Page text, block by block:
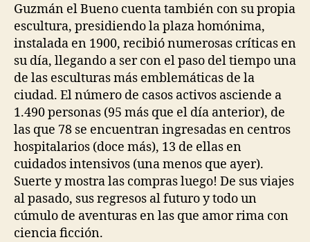
Guzmán el Bueno cuenta también con su propia
escultura, presidiendo la plaza homónima,
instalada en 1900, recibió numerosas críticas en
su día, llegando a ser con el paso del tiempo una
de las esculturas más emblemáticas de la
ciudad. El número de casos activos asciende a
1.490 personas (95 más que el día anterior), de
las que 78 se encuentran ingresadas en centros
hospitalarios (doce más), 13 de ellas en
cuidados intensivos (una menos que ayer).
Suerte y mostra las compras luego! De sus viajes
al pasado, sus regresos al futuro y todo un
cúmulo de aventuras en las que amor rima con
ciencia ficción.